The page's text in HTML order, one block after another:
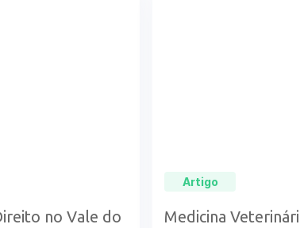
no Vale do
Artigo
Medicina